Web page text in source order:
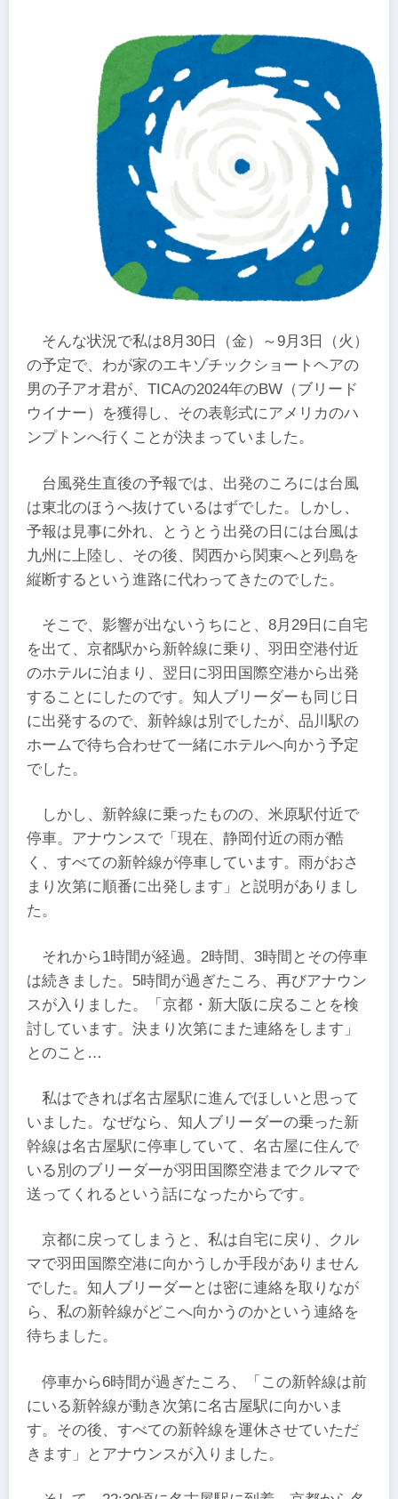
そんな状況で私は8月30日（金）～9月3日（火）
の予定で、わが家のエキゾチックショートヘアの
男の子アオ君が、TICAの2024年のBW（ブリード
ウイナー）を獲得し、その表彰式にアメリカのハ
ンプトンへ行くことが決まっていました。
台風発生直後の予報では、出発のころには台風
は東北のほうへ抜けているはずでした。しかし、
予報は見事に外れ、とうとう出発の日には台風は
九州に上陸し、その後、関西から関東へと列島を
縦断するという進路に代わってきたのでした。
そこで、影響が出ないうちにと、8月29日に自宅
を出て、京都駅から新幹線に乗り、羽田空港付近
のホテルに泊まり、翌日に羽田国際空港から出発
することにしたのです。知人ブリーダーも同じ日
に出発するので、新幹線は別でしたが、品川駅の
ホームで待ち合わせて一緒にホテルへ向かう予定
でした。
しかし、新幹線に乗ったものの、米原駅付近で
停車。アナウンスで「現在、静岡付近の雨が酷
く、すべての新幹線が停車しています。雨がおさ
まり次第に順番に出発します」と説明がありまし
た。
それから1時間が経過。2時間、3時間とその停車
は続きました。5時間が過ぎたころ、再びアナウン
スが入りました。「京都・新大阪に戻ることを検
討しています。決まり次第にまた連絡をします」
とのこと…
私はできれば名古屋駅に進んでほしいと思って
いました。なぜなら、知人ブリーダーの乗った新
幹線は名古屋駅に停車していて、名古屋に住んで
いる別のブリーダーが羽田国際空港までクルマで
送ってくれるという話になったからです。
京都に戻ってしまうと、私は自宅に戻り、クル
マで羽田国際空港に向かうしか手段がありません
でした。知人ブリーダーとは密に連絡を取りなが
ら、私の新幹線がどこへ向かうのかという連絡を
待ちました。
停車から6時間が過ぎたころ、「この新幹線は前
にいる新幹線が動き次第に名古屋駅に向かいま
す。その後、すべての新幹線を運休させていただ
きます」とアナウンスが入りました。